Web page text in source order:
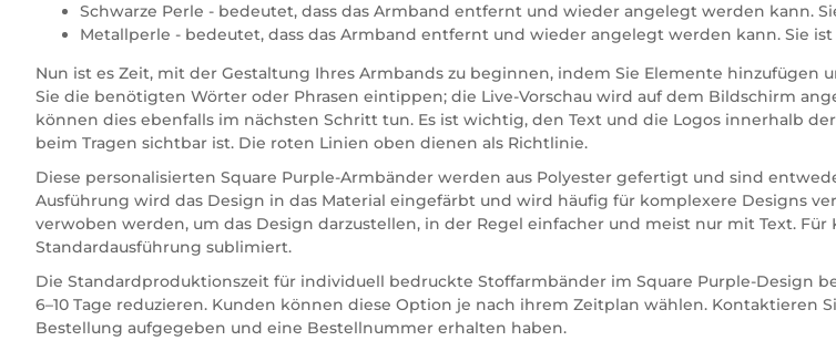
Schwarze Perle - bedeutet, dass das Armband entfernt und wieder angelegt werden kann.
Metallperle - bedeutet, dass das Armband entfernt und wieder angelegt werden kann. Sie ist
Nun ist es Zeit, mit der Gestaltung Ihres Armbands zu beginnen, indem Sie Elemente hinzufügen
Sie die benötigten Wörter oder Phrasen eintippen; die Live-Vorschau wird auf dem Bildschirm
können dies ebenfalls im nächsten Schritt tun. Es ist wichtig, den Text und die Logos innerhalb
beim Tragen sichtbar ist. Die roten Linien oben dienen als Richtlinie.
Diese personalisierten Square Purple-Armbänder werden aus Polyester gefertigt und sind
Ausführung wird das Design in das Material eingefärbt und wird häufig für komplexere Designs
verwoben werden, um das Design darzustellen, in der Regel einfacher und meist nur mit Text.
Standardausführung sublimiert.
Die Standardproduktionszeit für individuell bedruckte Stoffarmbänder im Square Purple-Design
6–10 Tage reduzieren. Kunden können diese Option je nach ihrem Zeitplan wählen. Kontaktieren
Bestellung aufgegeben und eine Bestellnummer erhalten haben.